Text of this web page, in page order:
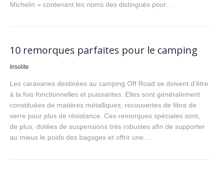
Michelin » contenant les noms des distingués pour…
10 remorques parfaites pour le camping
Insolite
Les caravanes destinées au camping Off Road se doivent d’être
à la fois fonctionnelles et puissantes. Elles sont généralement
constituées de matières métalliques, recouvertes de fibre de
verre pour plus de résistance. Ces remorques spéciales sont,
de plus, dotées de suspensions très robustes afin de supporter
au mieux le poids des bagages et offrir une…